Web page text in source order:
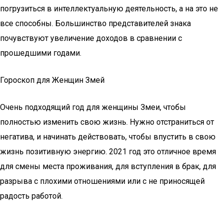
погрузиться в интеллектуальную деятельность, а на это не
все способны. Большинство представителей знака
почувствуют увеличение доходов в сравнении с
прошедшими годами.
Гороскоп для Женщин Змей
Очень подходящий год для женщины Змеи, чтобы
полностью изменить свою жизнь. Нужно отстраниться от
негатива, и начинать действовать, чтобы впустить в свою
жизнь позитивную энергию. 2021 год это отличное время
для смены места проживания, для вступления в брак, для
разрыва с плохими отношениями или с не приносящей
радость работой.